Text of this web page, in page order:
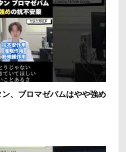
ン、ブロマゼパムはやや強め